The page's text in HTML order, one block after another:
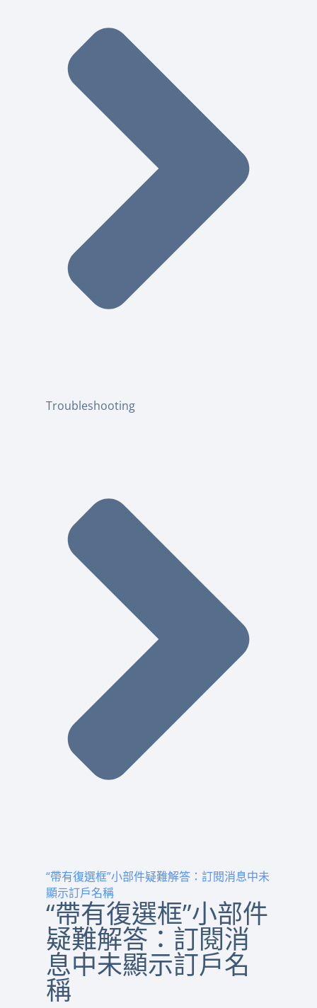
Troubleshooting
“帶有復選框”小部件疑難解答：訂閱消息中未
顯示訂戶名稱
“帶有復選框”小部件
疑難解答：訂閱消
息中未顯示訂戶名
稱